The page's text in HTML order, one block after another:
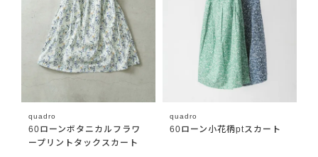
quadro
60ローンボタニカルフラワ
ープリントタックスカート
quadro
60ローン小花柄ptスカート